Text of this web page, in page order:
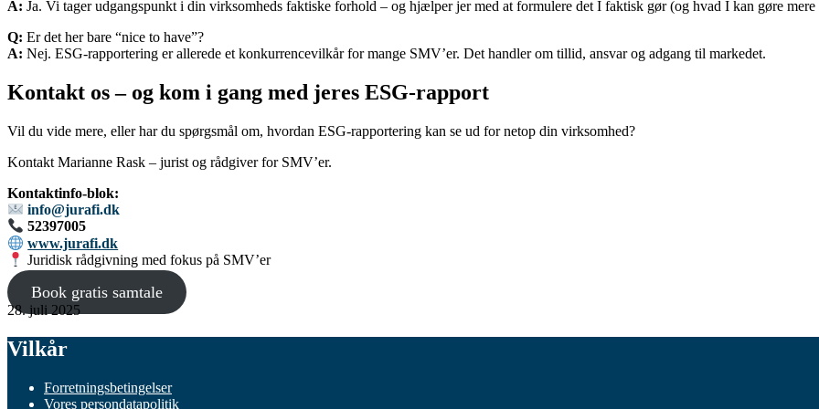
A: Ja. Vi tager udgangspunkt i din virksomheds faktiske forhold – og hjælper jer med at formulere det I faktisk gør (og hvad I kan gøre mere
Q: Er det her bare “nice to have”?
A: Nej. ESG-rapportering er allerede et konkurrencevilkår for mange SMV’er. Det handler om tillid, ansvar og adgang til markedet.
Kontakt os – og kom i gang med jeres ESG-rapport
Vil du vide mere, eller har du spørgsmål om, hvordan ESG-rapportering kan se ud for netop din virksomhed?
Kontakt Marianne Rask – jurist og rådgiver for SMV’er.
Kontaktinfo-blok:
info@jurafi.dk
52397005
www.jurafi.dk
Juridisk rådgivning med fokus på SMV’er
Book gratis samtale
28. juli 2025
Vilkår
Forretningsbetingelser
Vores persondatapolitik